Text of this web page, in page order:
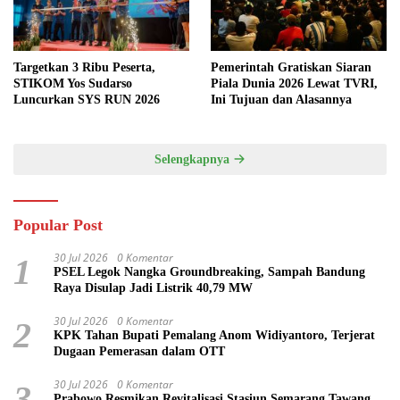
Targetkan 3 Ribu Peserta,
STIKOM Yos Sudarso
Luncurkan SYS RUN 2026
Pemerintah Gratiskan Siaran
Piala Dunia 2026 Lewat TVRI,
Ini Tujuan dan Alasannya
Selengkapnya
Popular Post
1 30 Jul 2026 0 Komentar
PSEL Legok Nangka Groundbreaking, Sampah Bandung
Raya Disulap Jadi Listrik 40,79 MW
2 30 Jul 2026 0 Komentar
KPK Tahan Bupati Pemalang Anom Widiyantoro, Terjerat
Dugaan Pemerasan dalam OTT
30 Jul 2026 0 Komentar